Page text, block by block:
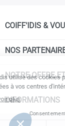
COIFF'IDIS &
NOS
NOTRE OFFRE
INFORMATIONS